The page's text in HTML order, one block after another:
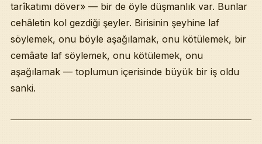
tarîkatımı döver» — bir de öyle düşmanlık var. Bunlar
cehâletin kol gezdiği şeyler. Birisinin şeyhine laf
söylemek, onu böyle aşağılamak, onu kötülemek, bir
cemâate laf söylemek, onu kötülemek, onu
aşağılamak — toplumun içerisinde büyük bir iş oldu
sanki.